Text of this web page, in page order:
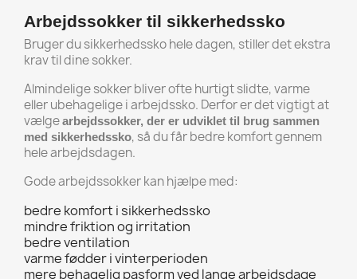
Arbejdssokker til sikkerhedssko
Bruger du sikkerhedssko hele dagen, stiller det ekstra
krav til dine sokker.
Almindelige sokker bliver ofte hurtigt slidte, varme
eller ubehagelige i arbejdssko. Derfor er det vigtigt at
vælgearbejdssokker, der er udviklet til brug sammen
med sikkerhedssko, så du får bedre komfort gennem
hele arbejdsdagen.
Gode arbejdssokker kan hjælpe med:
bedre komfort i sikkerhedssko
mindre friktion og irritation
bedre ventilation
varme fødder i vinterperioden
mere behagelig pasform ved lange arbejdsdage